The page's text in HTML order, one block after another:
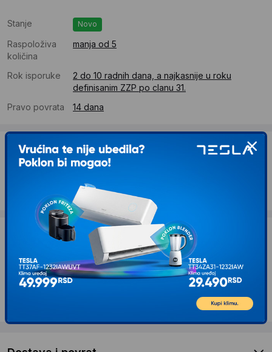
Stanje Novo
Raspoloživa
količina
manja od 5
Rok isporuke
2 do 10 radnih dana, a najkasnije u roku
definisanim ZZP po clanu 31.
Pravo povrata
14 dana
Dostava
Standardna dostava se očekuje u roku od 2 do 10 radnih
Troskovi dostave 490 RSD
Želite li ponudu za firmu?
Kontaktirajte nas
Opis proizvoda BOSCH plavi alat GPO 14 CE